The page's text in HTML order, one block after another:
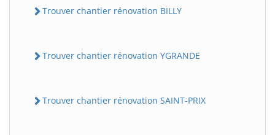
Trouver chantier rénovation BILLY
Trouver chantier rénovation YGRANDE
Trouver chantier rénovation SAINT-PRIX